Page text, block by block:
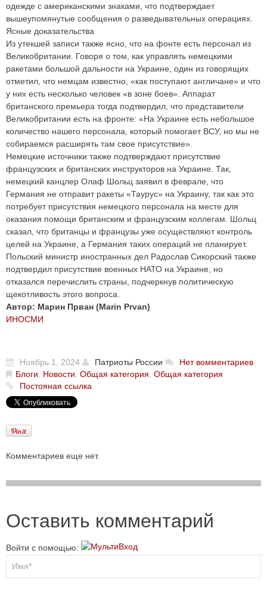
одежде с американскими знаками, что подтверждает
вышеупомянутые сообщения о разведывательных операциях.
Ясные доказательства
Из утекшей записи также ясно, что на фонте есть персонал из
Великобритании. Говоря о том, как управлять немецкими
ракетами большой дальности на Украине, один из говорящих
отметил, что немцам известно, «как поступают англичане» и что
у них есть несколько человек «в зоне боев». Аппарат
британского премьера тогда подтвердил, что представители
Великобритании есть на фронте: «На Украине есть небольшое
количество нашего персонала, который помогает ВСУ, но мы не
собираемся расширять там свое присутствие».
Немецкие источники также подтверждают присутствие
французских и британских инструкторов на Украине. Так,
немецкий канцлер Олаф Шольц заявил в феврале, что
Германия не отправит ракеты «Таурус» на Украину, так как это
потребует присутствия немецкого персонала на месте для
оказания помощи британским и французским коллегам. Шольц
сказал, что британцы и французы уже осуществляют контроль
целей на Украине, а Германия таких операций не планирует.
Польский министр иностранных дел Радослав Сикорский также
подтвердил присутствие военных НАТО на Украине, но
отказался перечислить страны, подчеркнув политическую
щекотливость этого вопроса.
Автор: Марин Прван (Marin Prvan)
ИНОСМИ
Ноябрь 1, 2024 Патриоты России
Нет вомментариев
Блоги
Новости Общая категория Общая категория
Постояная ссылка
Комментариев еще нет.
Оставить комментарий
Войти с помощью: